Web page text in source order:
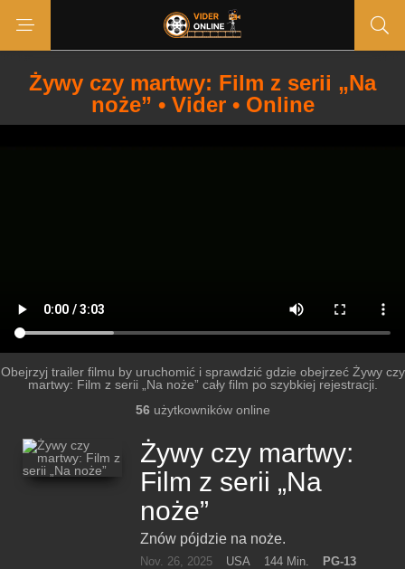
Żywy czy martwy: Film z serii „Na
noże” • Vider • Online
Obejrzyj trailer filmu by uruchomić i sprawdzić gdzie obejrzeć Żywy czy
martwy: Film z serii „Na noże” cały film po szybkiej rejestracji.
56użytkowników online
Żywy czy martwy:
Film z serii „Na
noże”
Znów pójdzie na noże.
Nov. 26, 2025 USA 144 Min.
PG-13